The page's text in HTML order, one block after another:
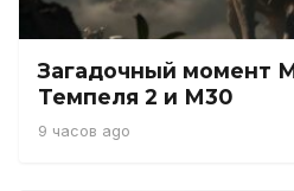
Загадочный момент
Темпеля 2 и М30
9 часов ago